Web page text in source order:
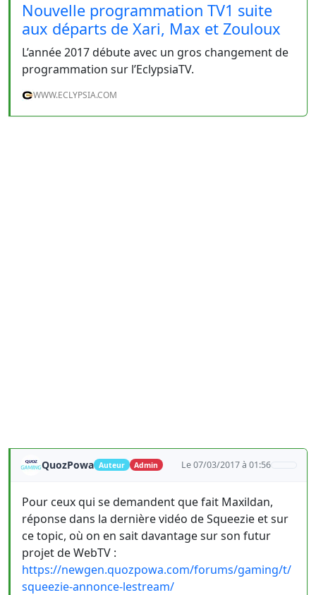
Nouvelle programmation TV1 suite
aux départs de Xari, Max et Zouloux
L’année 2017 débute avec un gros changement de
programmation sur l’EclypsiaTV.
WWW.ECLYPSIA.COM
QuozPowa Auteur Admin Le 07/03/2017 à 01:56
Pour ceux qui se demandent que fait Maxildan,
réponse dans la dernière vidéo de Squeezie et sur
ce topic, où on en sait davantage sur son futur
projet de WebTV :
https://newgen.quozpowa.com/forums/gaming/t/
squeezie-annonce-lestream/